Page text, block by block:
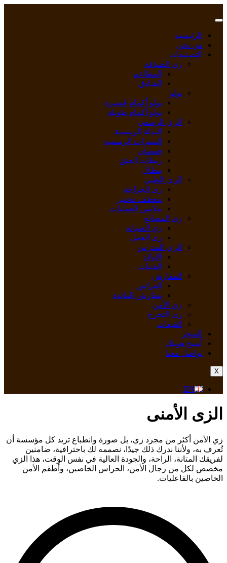
to
الرئيسيه
من نحن
التصنيفات
زي الضيافة
المطاعم
الفنادق
بولو
بولو أكمام قصيرة
بولو أكمام طويلة
الزي الرسمي
البدلة الرسمية
السترات الرسمية
قمصان
ربطات العنق
بنطال
الزي الطبي
زي الجراحة
معطف مختبر
ملابس العمليات
زي المصانع
زي الصيانة
زي العمل
الزي المدرس
الأولاد
الفتيات
المفارش
الفراش
مفارش المائدة
زي الأمن
زي التخرج
القبعات
المتجر
أنسج هويتك
تواصل معنا
X
EN
الزى الأمنى
زي الأمن أكثر من مجرد زي، بل صورة وانطباع تريد كل مؤسسة أن
تُعرف به، ولأننا ندرك ذلك جيدًا، نصممه لك باحترافية، ضامنين
لفريقك المتانة، الراحة، والجودة العالية في نفس الوقت، هذا الزي
مخصص لكل من رجال الأمن، الحراس الخاصين، وأطقم الأمن
الخاصين بالفاعليات.